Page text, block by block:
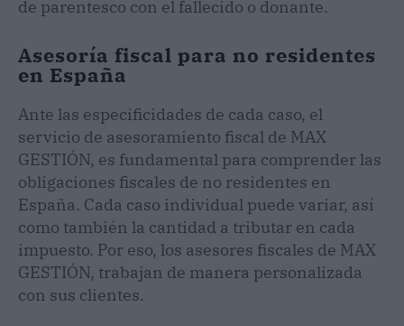
de parentesco con el fallecido o donante.
Asesoría fiscal para no residentes
en España
Ante las especificidades de cada caso, el
servicio de asesoramiento fiscal de MAX
GESTIÓN, es fundamental para comprender las
obligaciones fiscales de no residentes en
España. Cada caso individual puede variar, así
como también la cantidad a tributar en cada
impuesto. Por eso, los asesores fiscales de MAX
GESTIÓN, trabajan de manera personalizada
con sus clientes.